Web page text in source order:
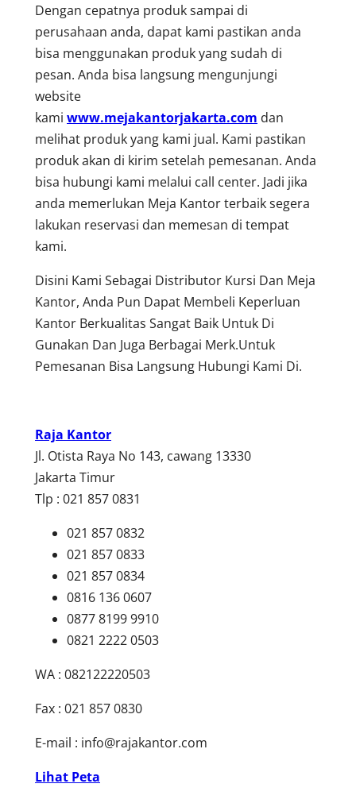
Dengan cepatnya produk sampai di
perusahaan anda, dapat kami pastikan anda
bisa menggunakan produk yang sudah di
pesan. Anda bisa langsung mengunjungi
website
kami www.mejakantorjakarta.com dan
melihat produk yang kami jual. Kami pastikan
produk akan di kirim setelah pemesanan. Anda
bisa hubungi kami melalui call center. Jadi jika
anda memerlukan Meja Kantor terbaik segera
lakukan reservasi dan memesan di tempat
kami.
Disini Kami Sebagai Distributor Kursi Dan Meja
Kantor, Anda Pun Dapat Membeli Keperluan
Kantor Berkualitas Sangat Baik Untuk Di
Gunakan Dan Juga Berbagai Merk.Untuk
Pemesanan Bisa Langsung Hubungi Kami Di.
Raja Kantor
Jl. Otista Raya No 143, cawang 13330
Jakarta Timur
Tlp : 021 857 0831
021 857 0832
021 857 0833
021 857 0834
0816 136 0607
0877 8199 9910
0821 2222 0503
WA : 082122220503
Fax : 021 857 0830
E-mail : info@rajakantor.com
Lihat Peta